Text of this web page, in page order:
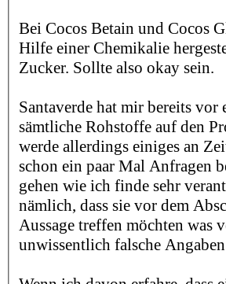
Bei Cocos Betain und Cocos
Hilfe einer Chemikalie
Zucker. Sollte also okay sein.
Santaverde hat mir bereits vor
sämtliche Rohstoffe auf den
werde allerdings einiges an
schon ein paar Mal Anfragen
gehen wie ich finde sehr
nämlich, dass sie vor dem
Aussage treffen möchten was
unwissentlich falsche